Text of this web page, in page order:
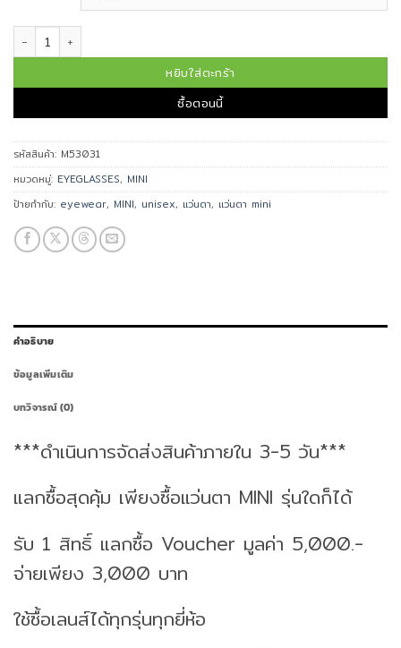
จำนวน MINI กรอบแว่นตา รุ่น M53031 ชิ้น
หยิบใส่ตะกร้า
ซื้อตอนนี้
รหัสสินค้า: M53031
หมวดหมู่: EYEGLASSES, MINI
ป้ายกำกับ: eyewear, MINI, unisex, แว่นตา, แว่นตา mini
คำอธิบาย
ข้อมูลเพิ่มเติม
บทวิจารณ์ (0)
***ดำเนินการจัดส่งสินค้าภายใน 3-5 วัน***
แลกซื้อสุดคุ้ม เพียงซื้อแว่นตา MINI รุ่นใดก็ได้
รับ 1 สิทธิ์ แลกซื้อ Voucher มูลค่า 5,000.-
จ่ายเพียง 3,000 บาท
ใช้ซื้อเลนส์ได้ทุกรุ่นทุกยี่ห้อ